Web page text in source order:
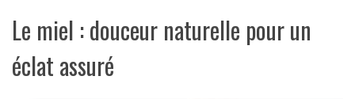
Le miel : douceur naturelle pour un
éclat assuré